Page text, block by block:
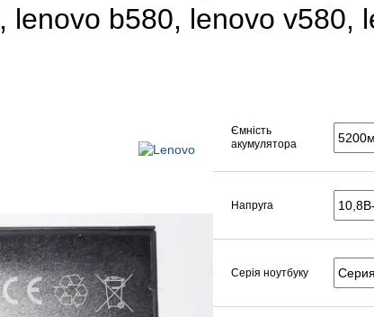
b580, lenovo v580,
Ємність
акумулятора
Напруга
Серія ноутбуку